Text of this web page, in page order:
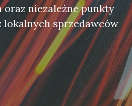
niezależne punkty
lokalnych sprzedawców